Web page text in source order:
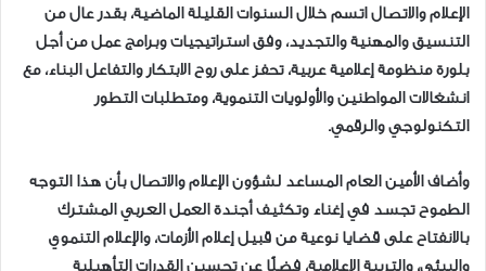
الإعلام والاتصال اتسم خلال السنوات القليلة الماضية، بقدر عال من
التنسيق والمهنية والتجديد، وفق استراتيجيات وبرامج عمل من أجل
بلورة منظومة إعلامية عربية، تحفز على روح الابتكار والتفاعل البناء، مع
انشغالات المواطنين والأولويات التنموية، ومتطلبات التطور
التكنولوجي والرقمي.
وأضاف الأمين العام المساعد لشؤون الإعلام والاتصال بأن هذا التوجه
الطموح تجسد في إغناء وتكثيف أجندة العمل العربي المشترك
بالانفتاح على قضايا نوعية من قبيل إعلام الأزمات، والإعلام التنموي
والبيئي، والتربية الإعلامية، فضلًا عن تحسين القدرات التأهيلية